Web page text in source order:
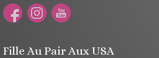
Fille Au Pair Aux USA